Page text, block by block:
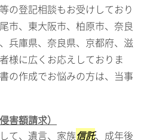
の登記相談もお受けしており
市、東大阪市、柏原市、奈良
兵庫県、奈良県、京都府、滋
様に広くお応えしておりま
の作成でお悩みの方は、当事
害額請求）
て、遺言、家族信託、成年後